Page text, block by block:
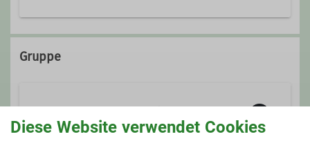
0911/60 039 08
Gruppe
Diese Website verwendet Cookies